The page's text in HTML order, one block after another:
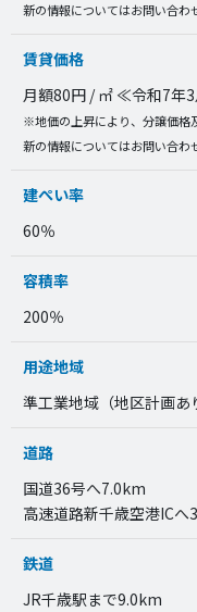
新の情報についてはお問い合わ
賃貸価格
月額80円 / ㎡ ≪令和7年
※地価の上昇により、分譲価格
新の情報についてはお問い合わ
建ぺい率
60％
容積率
200％
用途地域
準工業地域（地区計画あ
道路
国道36号へ7.0km
高速道路新千歳空港ICへ
鉄道
JR千歳駅まで9.0km